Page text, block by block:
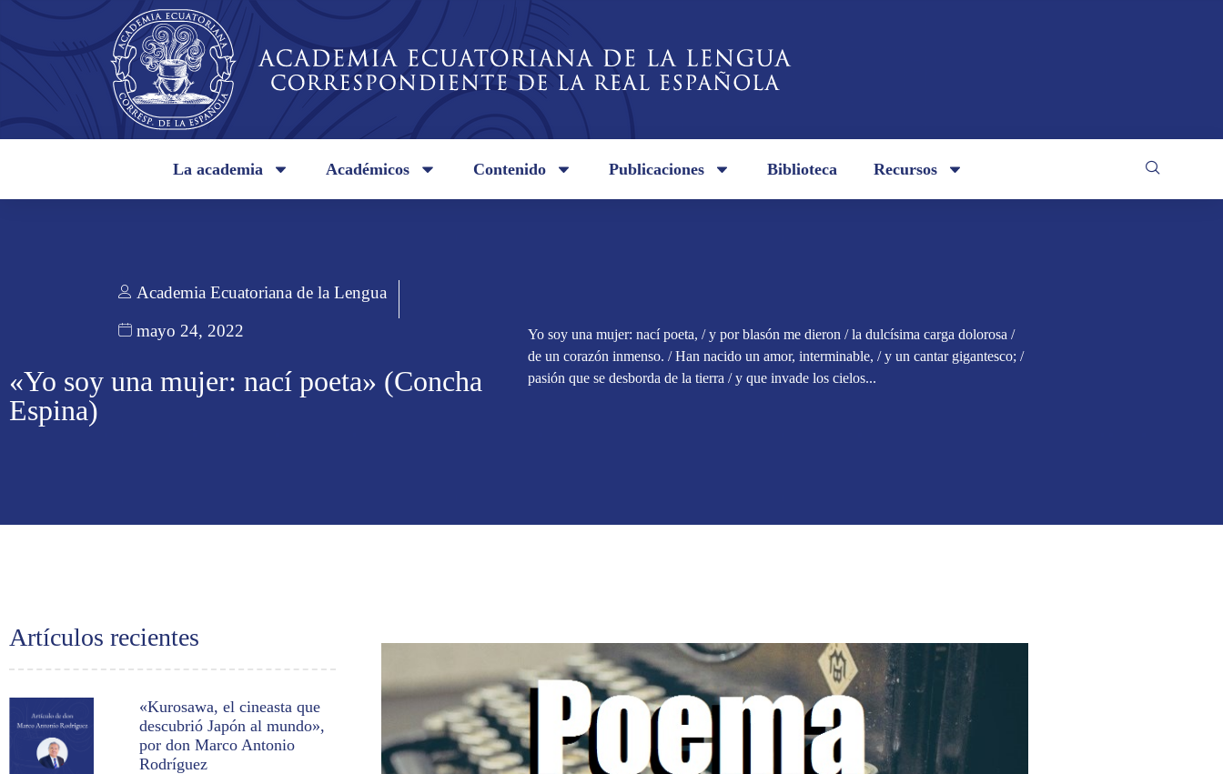
La academia Académicos Contenido Publicaciones Biblioteca Recursos
Academia Ecuatoriana de la Lengua
mayo 24, 2022
«Yo soy una mujer: nací poeta» (Concha
Espina)
Yo soy una mujer: nací poeta, / y por blasón me dieron / la dulcísima carga dolorosa /
de un corazón inmenso. / Han nacido un amor, interminable, / y un cantar gigantesco; /
pasión que se desborda de la tierra / y que invade los cielos...
Artículos recientes
«Kurosawa, el cineasta que
descubrió Japón al mundo»,
por don Marco Antonio
Rodríguez